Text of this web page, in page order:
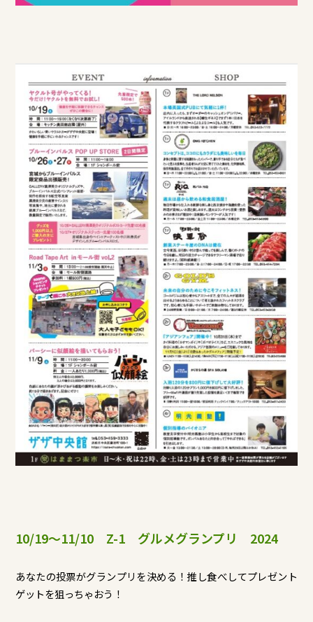
10/19～11/10 Z-1 グルメグランプリ 2024
あなたの投票がグランプリを決める！推し食べしてプレゼント
ゲットを狙っちゃおう！